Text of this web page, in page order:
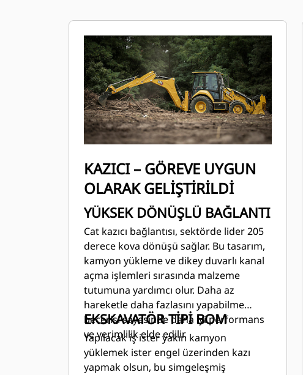
KAZICI – GÖREVE UYGUN
OLARAK GELİŞTİRİLDİ
YÜKSEK DÖNÜŞLÜ BAĞLANTI
Cat kazıcı bağlantısı, sektörde lider 205
derece kova dönüşü sağlar. Bu tasarım,
kamyon yükleme ve dikey duvarlı kanal
açma işlemleri sırasında malzeme
tutumuna yardımcı olur. Daha az
hareketle daha fazlasını yapabilme
becerisi sayesinde daha iyi performans
ve verimlilik elde edilir.
EKSKAVATÖR TİPİ BOM
Yapılacak iş ister yakın kamyon
yüklemek ister engel üzerinden kazı
yapmak olsun, bu simgeleşmiş